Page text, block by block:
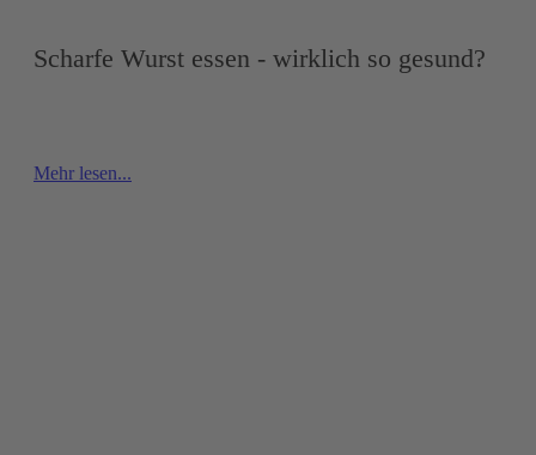
Scharfe Wurst essen - wirklich so gesund?
Mehr lesen...